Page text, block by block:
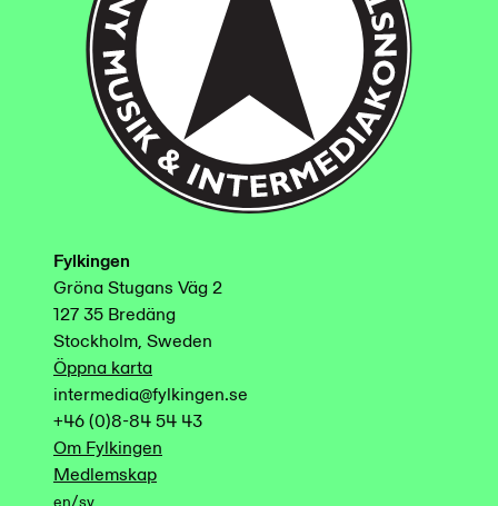
Fylkingen
Gröna Stugans Väg 2
127 35 Bredäng
Stockholm, Sweden
Öppna karta
intermedia@fylkingen.se
+46 (0)8-84 54 43
Om Fylkingen
Medlemskap